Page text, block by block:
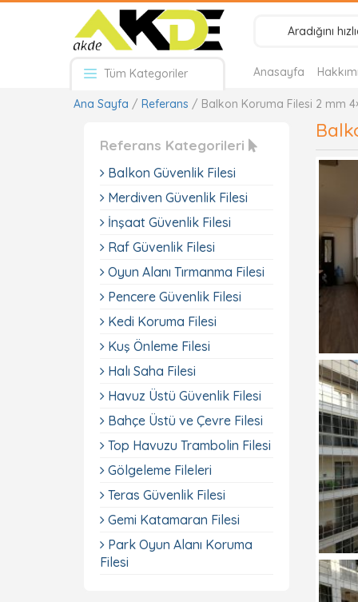
Tüm Kategoriler Anasayfa
Ana Sayfa / Referans / Balkon Koruma Filesi 2 mm
Referans Kategorileri
Balkon Güvenlik Filesi
Merdiven Güvenlik Filesi
İnşaat Güvenlik Filesi
Raf Güvenlik Filesi
Oyun Alanı Tırmanma Filesi
Pencere Güvenlik Filesi
Kedi Koruma Filesi
Kuş Önleme Filesi
Halı Saha Filesi
Havuz Üstü Güvenlik Filesi
Bahçe Üstü ve Çevre Filesi
Top Havuzu Trambolin Filesi
Gölgeleme Fileleri
Teras Güvenlik Filesi
Gemi Katamaran Filesi
Park Oyun Alanı Koruma
Filesi